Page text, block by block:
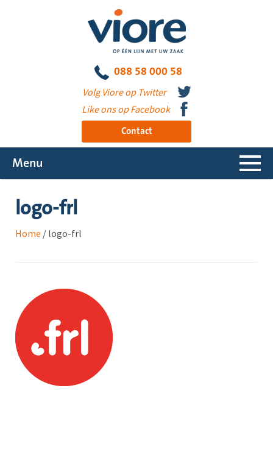
088 58 000 58
Volg Viore op Twitter
Like ons op Facebook
Contact
Menu
logo-frl
Home / logo-frl